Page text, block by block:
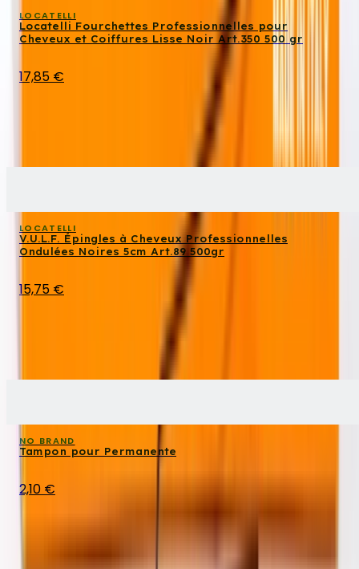
LOCATELLI
Locatelli Fourchettes Professionnelles pour
Cheveux et Coiffures Lisse Noir Art.350 500 gr
17,85 €
LOCATELLI
V.U.L.F. Épingles à Cheveux Professionnelles
Ondulées Noires 5cm Art.89 500gr
15,75 €
NO BRAND
Tampon pour Permanente
2,10 €